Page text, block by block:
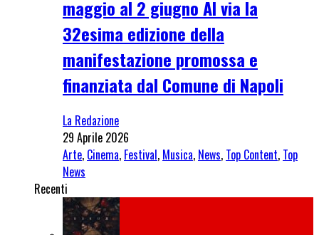
maggio al 2 giugno Al via la
32esima edizione della
manifestazione promossa e
finanziata dal Comune di Napoli
La Redazione
29 Aprile 2026
Arte, Cinema, Festival, Musica, News, Top Content, Top
News
Recenti